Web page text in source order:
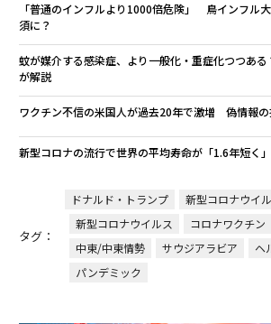
「普通のインフルより1000倍危険」 鳥インフル
須に？
蚊が媒介する感染症、より一般化・重症化つつあ
が解説
ワクチン不信の米国人が過去20年で激増 偽情報
新型コロナの流行で世界の平均寿命が「1.6年短く
タグ：
ドナルド・トランプ
新型コロナウイ
新型コロナウイルス
コロナワクチン
中東/中東情勢
サウジアラビア ヘ
パンデミック